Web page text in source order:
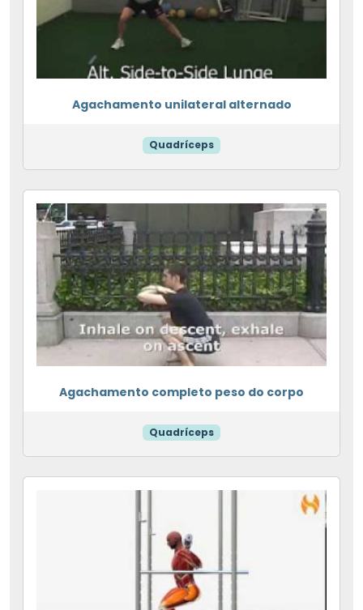
Agachamento unilateral alternado
Quadríceps
Agachamento completo peso do corpo
Quadríceps